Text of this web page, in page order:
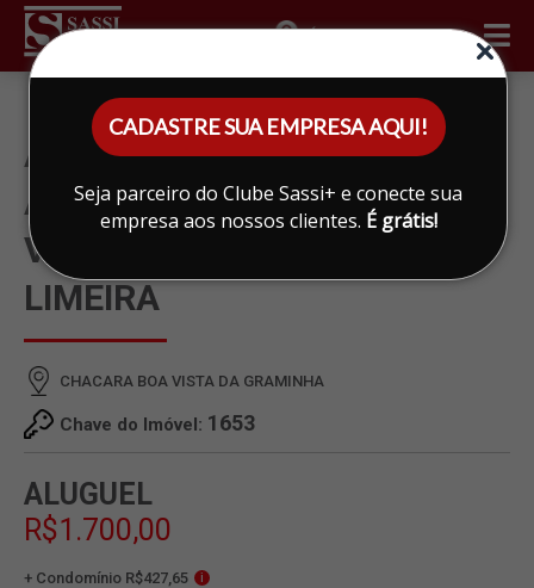
CADASTRE SUA EMPRESA AQUI!
Seja parceiro do Clube Sassi+ e conecte sua
empresa aos nossos clientes. É grátis!
ÁREA DO CLIENTE
APARTAMENTO PARA
ALUGAR EM CHACARA BOA
VISTA DA GRAMINHA,
LIMEIRA
CHACARA BOA VISTA DA GRAMINHA
Chave do Imóvel: 1653
ALUGUEL
R$1.700,00
+ Condomínio R$427,65 i